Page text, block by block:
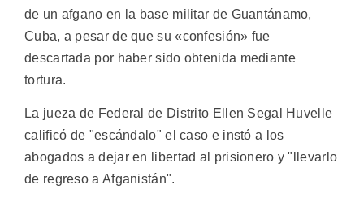
de un afgano en la base militar de Guantánamo,
Cuba, a pesar de que su «confesión» fue
descartada por haber sido obtenida mediante
tortura.
La jueza de Federal de Distrito Ellen Segal Huvelle
calificó de "escándalo" el caso e instó a los
abogados a dejar en libertad al prisionero y "llevarlo
de regreso a Afganistán".